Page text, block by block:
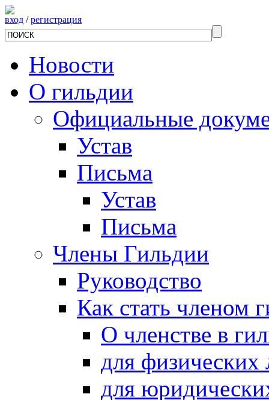
вход /регистрация
Новости
О гильдии
Официальные
Устав
Письма
Устав
Письма
Члены Гильдии
Руководство
Как стать членом
О членстве в
для физических
для